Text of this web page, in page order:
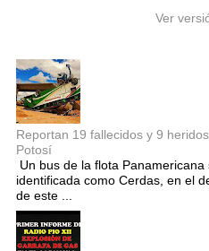
Ver
Reportan 19 fallecidos y 9
Potosí
Un bus de la flota
identificada como Cerdas, en el
de este ...